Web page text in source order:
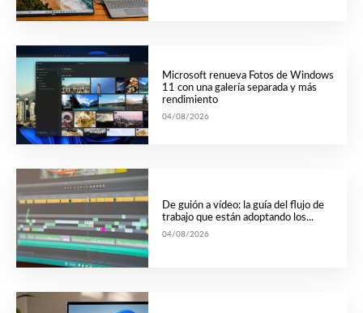
Microsoft renueva Fotos de Windows
11 con una galería separada y más
rendimiento
04/08/2026
De guión a vídeo: la guía del flujo de
trabajo que están adoptando los...
04/08/2026